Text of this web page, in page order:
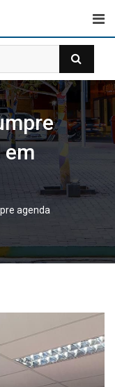
em
agenda